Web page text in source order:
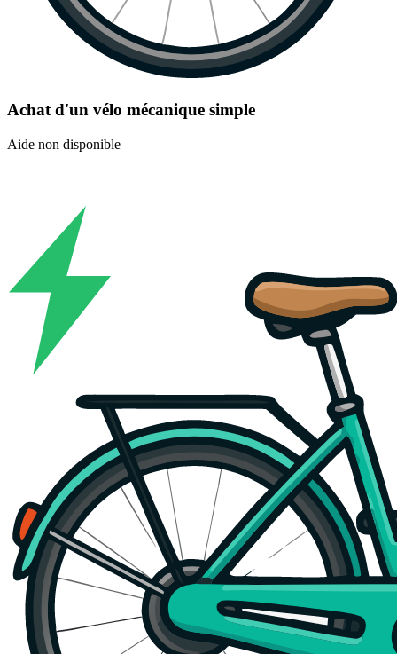
Achat d'un vélo mécanique simple
Aide non disponible